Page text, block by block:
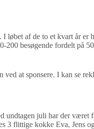
løbet af de to et kvart år
besøgende fordelt på
at sponsere. I kan se
undtagen juli har der
3 flittige kokke Eva, Jens